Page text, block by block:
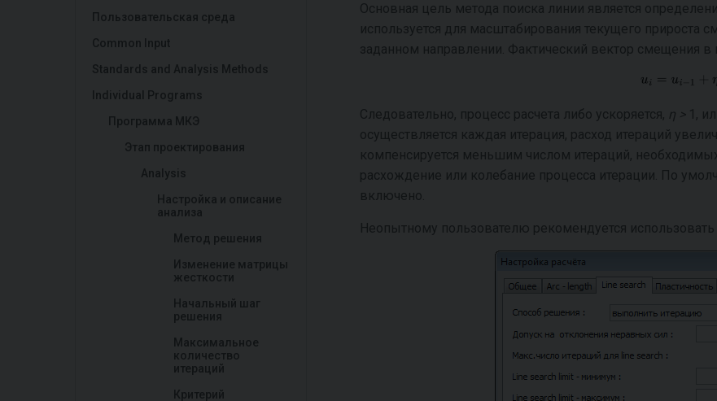
Пользовательская среда
Common Input
Standards and Analysis Methods
Individual Programs
Программа МКЭ
Этап проектирования
Analysis
Настройка и описание
анализа
Метод решения
Изменение матрицы
жесткости
Начальный шаг
решения
Максимальное
количество
итераций
Критерий
Основная цель метода поиска линии является
используется для масштабирования текущего прироста
заданном направлении. Фактический вектор смещения в
Следовательно, процесс расчета либо ускоряется, η > 1,
осуществляется каждая итерация, расход итераций
компенсируется меньшим числом итераций,
расхождение или колебание процесса итерации. По
включено.
Неопытному пользователю рекомендуется